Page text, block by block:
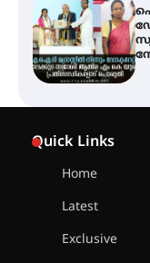
Quick Links
Home
Latest
Exclusive